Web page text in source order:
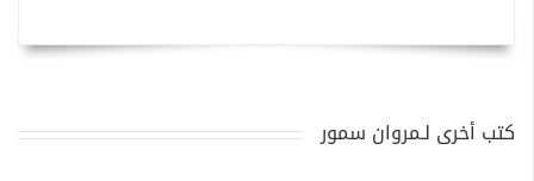
كتب أخرى لـمروان سمور